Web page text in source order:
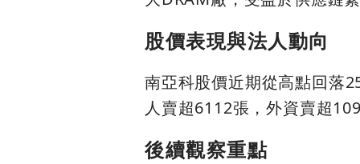
股價表現與法人動向
南亞科股價近期從高點回落
人賣超6112張，外資賣超
後續觀察重點